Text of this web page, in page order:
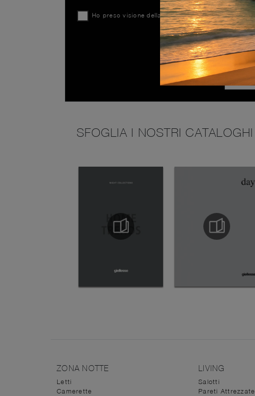
Ho preso visione dellaPrivacy Policy
SFOGLIA I NOSTRI CATALOGHI
ZONA NOTTE
Letti
Camerette
LIVING
Salotti
Pareti Attrezzate